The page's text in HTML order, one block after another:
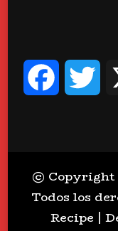
Facebook
© Copyright
Todos los
Recipe |